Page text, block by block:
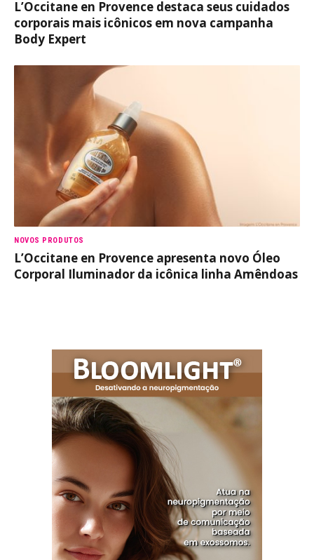
L’Occitane en Provence destaca seus cuidados
corporais mais icônicos em nova campanha
Body Expert
NOVOS PRODUTOS
L’Occitane en Provence apresenta novo Óleo
Corporal Iluminador da icônica linha Amêndoas